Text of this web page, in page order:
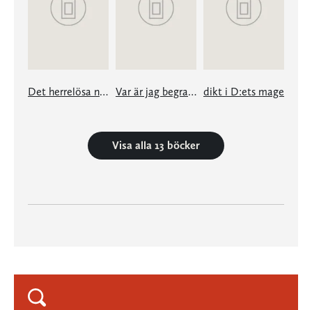
Det herrelösa nätet Var är jag begravd? dikt i D:ets mage
Visa alla 13 böcker